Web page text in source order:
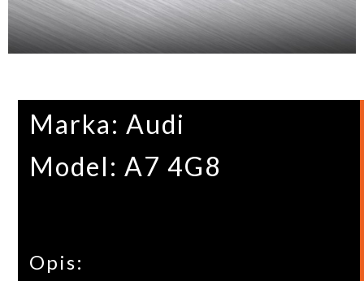
Marka: Audi
Model: A7 4G8
Opis: